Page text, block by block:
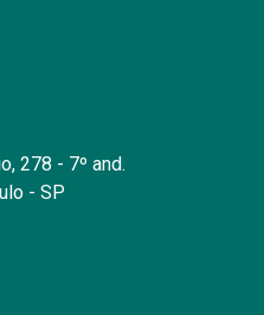
278 - 7º and.
- SP